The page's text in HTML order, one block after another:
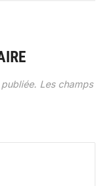
Les champs